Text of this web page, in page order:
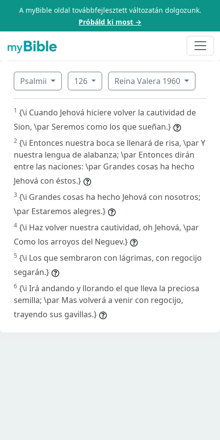
A myBible oldal továbbfejlesztett változatán dolgozunk.
Próbáld ki most →
Psalmii 126 Reina Valera 1960
1 {\i Cuando Jehová hiciere volver la cautividad de
Sion, \par Seremos como los que sueñan.}
2 {\i Entonces nuestra boca se llenará de risa, \par Y
nuestra lengua de alabanza; \par Entonces dirán
entre las naciones: \par Grandes cosas ha hecho
Jehová con éstos.}
3 {\i Grandes cosas ha hecho Jehová con nosotros;
\par Estaremos alegres.}
4 {\i Haz volver nuestra cautividad, oh Jehová, \par
Como los arroyos del Neguev.}
5 {\i Los que sembraron con lágrimas, con regocijo
segarán.}
6 {\i Irá andando y llorando el que lleva la preciosa
semilla; \par Mas volverá a venir con regocijo,
trayendo sus gavillas.}